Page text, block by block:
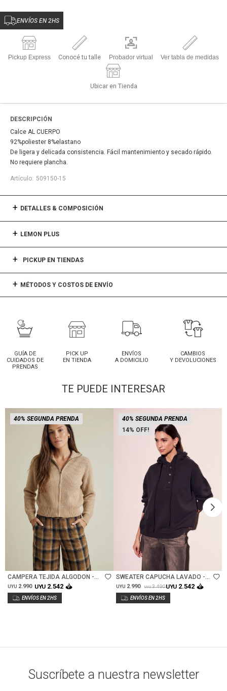
ENVÍOS EN 2HS
Pickup Express Conocé tu talle Probador virtual Ver tabla de medidas
Ubicar en Tienda
DESCRIPCIÓN
Calce AL CUERPO
92%poliester 8%elastano
De ligera y delicada consistencia. Fácil mantenimiento y secado rápido.
No requiere plancha.
509150-15
DETALLES & COMPOSICIÓN
LEMON PLUS
PICKUP EN TIENDAS
MÉTODOS Y COSTOS DE ENVÍO
GUÍA DE
CUIDADOS DE
PRENDAS
PICK UP
EN TIENDA
ENVÍOS
A DOMICILIO
CAMBIOS
Y DEVOLUCIONES
TE PUEDE INTERESAR
40% SEGUNDA PRENDA
Talle
CAMPERA TEJIDA ALGODON -
ARENA
UYU 2.990 UYU 2.542
14
40% SEGUNDA PRENDA
Talle
SWEATER CAPUCHA LAVADO -
NEGRO LAVADO
UYU 2.990 UYU 3.490UYU 2.542
Suscríbete a nuestra newsletter